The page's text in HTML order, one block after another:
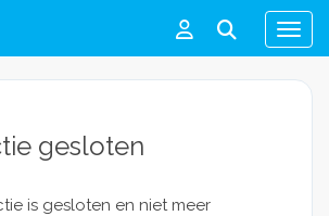
Menu
gesloten
is gesloten en niet meer